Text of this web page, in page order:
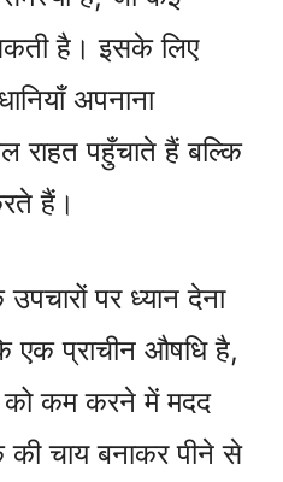
है। इसके लिए
अपनाना
राहत पहुँचाते हैं बल्कि
हैं।
पर ध्यान देना
एक प्राचीन औषधि है,
कम करने में मदद
चाय बनाकर पीने से